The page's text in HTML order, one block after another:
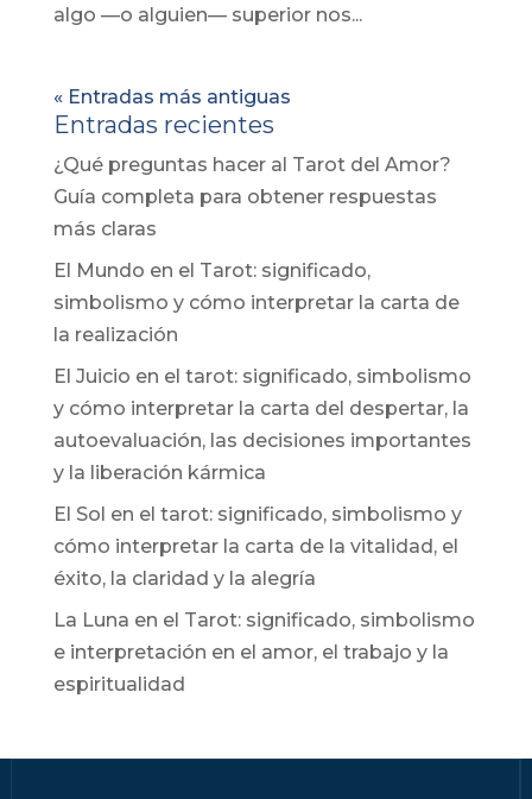
algo —o alguien— superior nos...
« Entradas más antiguas
Entradas recientes
¿Qué preguntas hacer al Tarot del Amor?
Guía completa para obtener respuestas
más claras
El Mundo en el Tarot: significado,
simbolismo y cómo interpretar la carta de
la realización
El Juicio en el tarot: significado, simbolismo
y cómo interpretar la carta del despertar, la
autoevaluación, las decisiones importantes
y la liberación kármica
El Sol en el tarot: significado, simbolismo y
cómo interpretar la carta de la vitalidad, el
éxito, la claridad y la alegría
La Luna en el Tarot: significado, simbolismo
e interpretación en el amor, el trabajo y la
espiritualidad